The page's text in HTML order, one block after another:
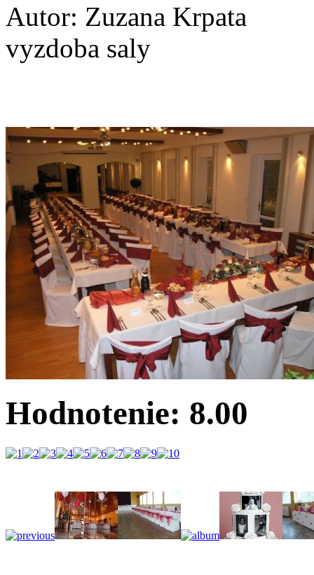
Autor: Zuzana Krpata
vyzdoba saly
Hodnotenie: 8.00